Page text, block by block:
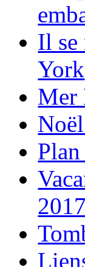
Il se
York
Mer